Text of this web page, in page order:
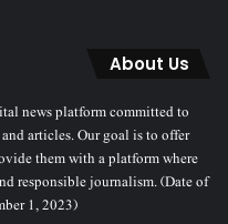
About Us
news platform committed to
articles. Our goal is to offer
them with a platform where
responsible journalism. (Date of
1, 2023)